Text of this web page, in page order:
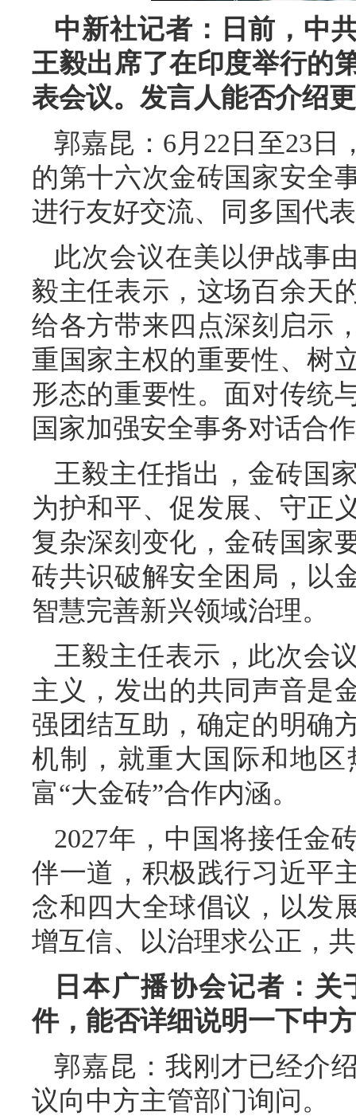
中新社记者：日前，中
王毅出席了在印度举行的
表会议。发言人能否介绍
郭嘉昆：6月22日至23
的第十六次金砖国家安全
进行友好交流、同多国代
此次会议在美以伊战事
毅主任表示，这场百余天
给各方带来四点深刻启示
重国家主权的重要性、树
形态的重要性。面对传统
国家加强安全事务对话合
王毅主任指出，金砖国
为护和平、促发展、守正
复杂深刻变化，金砖国家
砖共识破解安全困局，以
智慧完善新兴领域治理。
王毅主任表示，此次会
主义，发出的共同声音是
强团结互助，确定的明确
机制，就重大国际和地
富“大金砖”合作内涵。
2027年，中国将接任金
伴一道，积极践行习近平
念和四大全球倡议，以发
增互信、以治理求公正，
日本广播协会记者：
件，能否详细说明一下中
郭嘉昆：我刚才已经介
议向中方主管部门询问。